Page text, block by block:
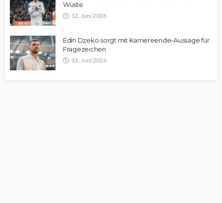
Wüste
12. Juni 2026
Edin Dzeko sorgt mit Karriereende-Aussage für
Fragezeichen
12. Juni 2026